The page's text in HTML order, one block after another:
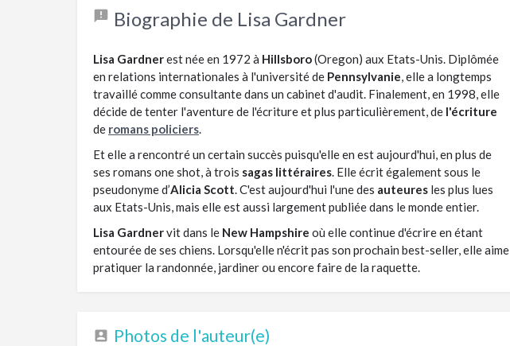
Biographie de Lisa Gardner
Lisa Gardnerest née en 1972 à Hillsboro(Oregon) aux Etats-Unis. Diplômée
en relations internationales à l'université de Pennsylvanie, elle a longtemps
travaillé comme consultante dans un cabinet d'audit. Finalement, en 1998, elle
décide de tenter l'aventure de l'écriture et plus particulièrement, de l'écriture
de romans policiers.
Et elle a rencontré un certain succès puisqu'elle en est aujourd'hui, en plus de
ses romans one shot, à trois sagas littéraires. Elle écrit également sous le
pseudonyme d’Alicia Scott. C'est aujourd'hui l'une des auteures les plus lues
aux Etats-Unis, mais elle est aussi largement publiée dans le monde entier.
Lisa Gardnervit dans le New Hampshire où elle continue d'écrire en étant
entourée de ses chiens. Lorsqu'elle n'écrit pas son prochain best-seller, elle aime
pratiquer la randonnée, jardiner ou encore faire de la raquette.
Photos de l'auteur(e)